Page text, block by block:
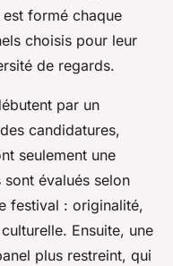
formé chaque
choisis pour leur
de regards.
par un
candidatures,
seulement une
évalués selon
festival : originalité,
Ensuite, une
plus restreint, qui